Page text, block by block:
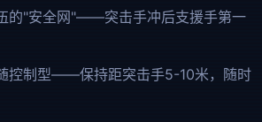
的"安全网"——突击手冲后支援手第一
控制型——保持距突击手5-10米，随时